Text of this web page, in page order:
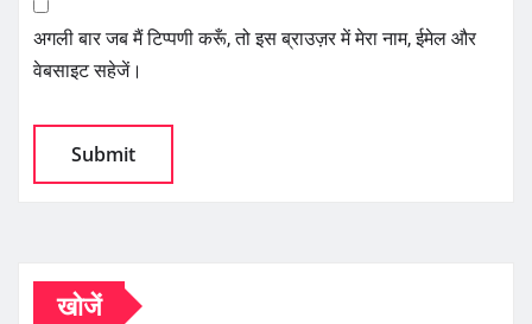
अगली बार जब मैं टिप्पणी करूँ, तो इस ब्राउज़र में मेरा नाम, ईमेल और
वेबसाइट सहेजें।
खोजें